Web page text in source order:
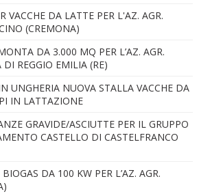
VACCHE DA LATTE PER L'AZ. AGR.
(CREMONA)
DA 3.000 MQ PER L’AZ. AGR.
REGGIO EMILIA (RE)
UNGHERIA NUOVA STALLA VACCHE DA
IN LATTAZIONE
GRAVIDE/ASCIUTTE PER IL GRUPPO
CASTELLO DI CASTELFRANCO
DA 100 KW PER L’AZ. AGR.